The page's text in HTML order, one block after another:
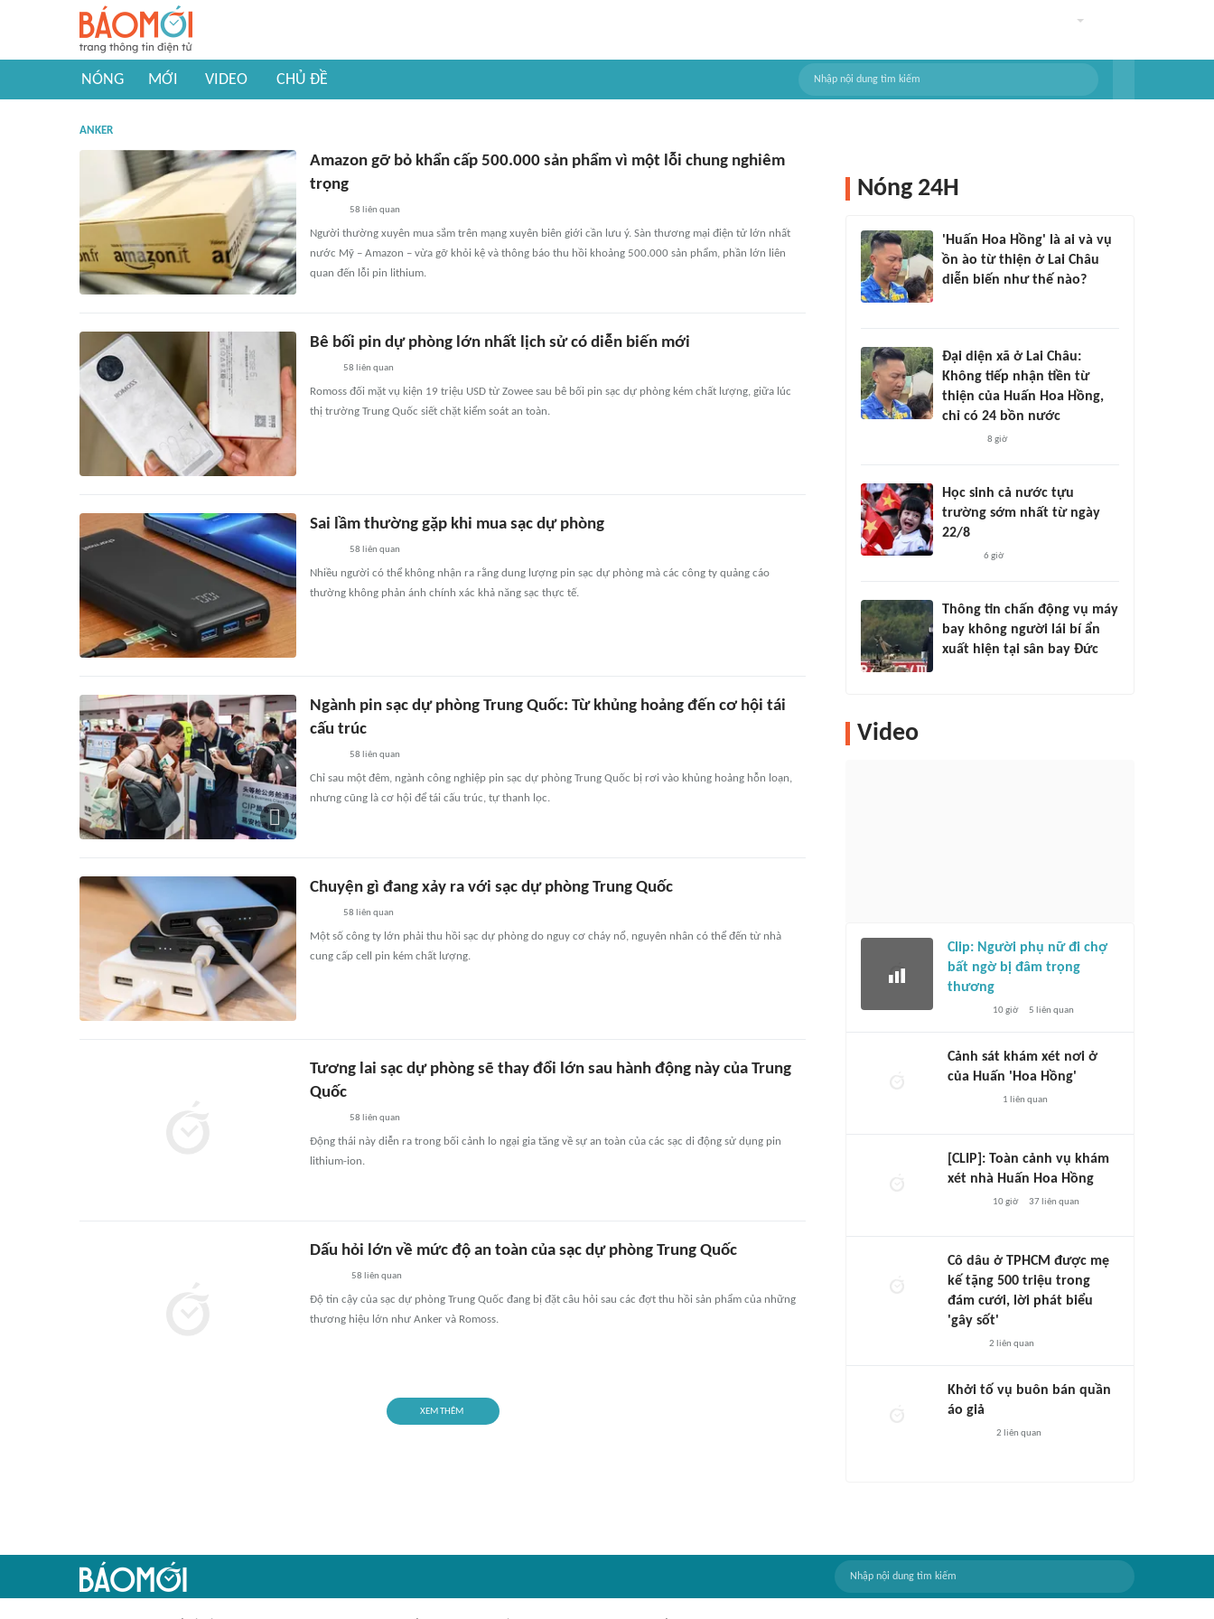
NÓNG MỚI VIDEO CHỦ ĐỀ
ANKER
Amazon gỡ bỏ khẩn cấp 500.000 sản phẩm vì một lỗi chung nghiêm
trọng
58 liên quan
Người thường xuyên mua sắm trên mạng xuyên biên giới cần lưu ý. Sàn thương mại điện tử lớn nhất
nước Mỹ – Amazon – vừa gỡ khỏi kệ và thông báo thu hồi khoảng 500.000 sản phẩm, phần lớn liên
quan đến lỗi pin lithium.
Bê bối pin dự phòng lớn nhất lịch sử có diễn biến mới
58 liên quan
Romoss đối mặt vụ kiện 19 triệu USD từ Zowee sau bê bối pin sạc dự phòng kém chất lượng, giữa lúc
thị trường Trung Quốc siết chặt kiểm soát an toàn.
Sai lầm thường gặp khi mua sạc dự phòng
58 liên quan
Nhiều người có thể không nhận ra rằng dung lượng pin sạc dự phòng mà các công ty quảng cáo
thường không phản ánh chính xác khả năng sạc thực tế.
Ngành pin sạc dự phòng Trung Quốc: Từ khủng hoảng đến cơ hội tái
cấu trúc
58 liên quan
Chỉ sau một đêm, ngành công nghiệp pin sạc dự phòng Trung Quốc bị rơi vào khủng hoảng hỗn loạn,
nhưng cũng là cơ hội để tái cấu trúc, tự thanh lọc.
Chuyện gì đang xảy ra với sạc dự phòng Trung Quốc
58 liên quan
Một số công ty lớn phải thu hồi sạc dự phòng do nguy cơ cháy nổ, nguyên nhân có thể đến từ nhà
cung cấp cell pin kém chất lượng.
Tương lai sạc dự phòng sẽ thay đổi lớn sau hành động này của Trung
Quốc
58 liên quan
Động thái này diễn ra trong bối cảnh lo ngại gia tăng về sự an toàn của các sạc di động sử dụng pin
lithium-ion.
Dấu hỏi lớn về mức độ an toàn của sạc dự phòng Trung Quốc
58 liên quan
Độ tin cậy của sạc dự phòng Trung Quốc đang bị đặt câu hỏi sau các đợt thu hồi sản phẩm của những
thương hiệu lớn như Anker và Romoss.
XEM THÊM
Nóng 24H
'Huấn Hoa Hồng' là ai và vụ
ồn ào từ thiện ở Lai Châu
diễn biến như thế nào?
Đại diện xã ở Lai Châu:
Không tiếp nhận tiền từ
thiện của Huấn Hoa Hồng,
chỉ có 24 bồn nước
8 giờ
Học sinh cả nước tựu
trường sớm nhất từ ngày
22/8
6 giờ
Thông tin chấn động vụ máy
bay không người lái bí ẩn
xuất hiện tại sân bay Đức
Video
Clip: Người phụ nữ đi chợ
bất ngờ bị đâm trọng
thương
10 giờ 5 liên quan
Cảnh sát khám xét nơi ở
của Huấn 'Hoa Hồng'
1 liên quan
[CLIP]: Toàn cảnh vụ khám
xét nhà Huấn Hoa Hồng
10 giờ 37liên quan
Cô dâu ở TPHCM được mẹ
kế tặng 500 triệu trong
đám cưới, lời phát biểu
'gây sốt'
2 liên quan
Khởi tố vụ buôn bán quần
áo giả
2 liên quan